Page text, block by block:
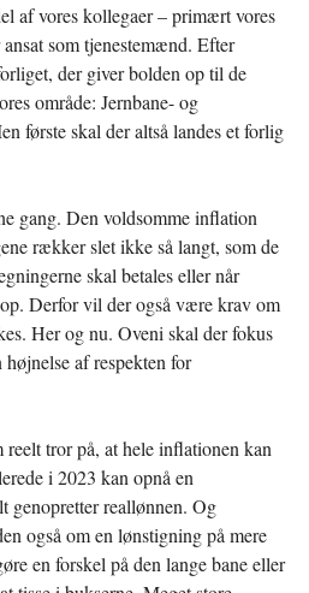
af vores kollegaer – primært vores
som tjenestemænd. Efter
der giver bolden op til de
område: Jernbane- og
første skal der altså landes et forlig
gang. Den voldsomme inflation
rækker slet ikke så langt, som de
skal betales eller når
Derfor vil der også være krav om
Her og nu. Oveni skal der fokus
af respekten for
tror på, at hele inflationen kan
i 2023 kan opnå en
genopretter reallønnen. Og
også om en lønstigning på mere
en forskel på den lange bane eller